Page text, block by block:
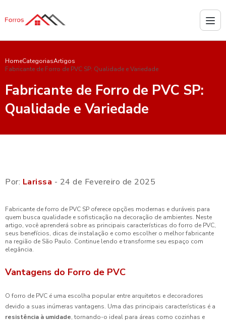
HomeCategoriasArtigos
Fabricante de Forro de PVC SP: Qualidade e Variedade
Fabricante de Forro de PVC SP:
Qualidade e Variedade
Por: Larissa - 24 de Fevereiro de 2025
Fabricante de forro de PVC SP oferece opções modernas e duráveis para
quem busca qualidade e sofisticação na decoração de ambientes. Neste
artigo, você aprenderá sobre as principais características do forro de PVC,
seus benefícios, dicas de instalação e como escolher o melhor fabricante
na região de São Paulo. Continue lendo e transforme seu espaço com
elegância.
Vantagens do Forro de PVC
O forro de PVC é uma escolha popular entre arquitetos e decoradores
devido a suas inúmeras vantagens. Uma das principais características é a
resistência à umidade, tornando-o ideal para áreas como cozinhas e